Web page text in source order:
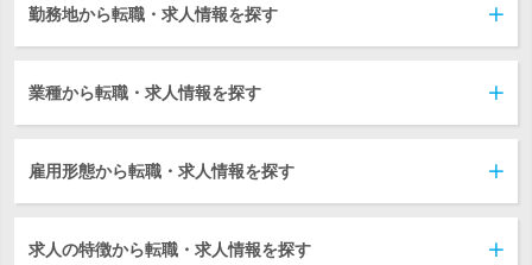
勤務地から転職・求人情報を探す
業種から転職・求人情報を探す
雇用形態から転職・求人情報を探す
求人の特徴から転職・求人情報を探す